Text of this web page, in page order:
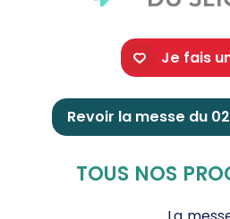
Je fais
Revoir la messe du
TOUS NOS